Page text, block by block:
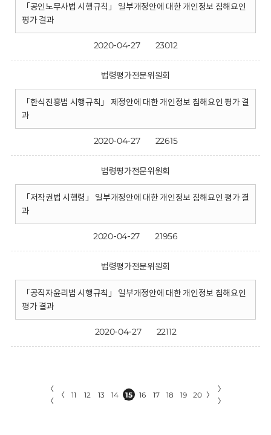
「공인노무사법 시행규칙」 일부개정안에 대한 개인정보 침해요인
평가 결과
2020-04-27 23012
법령평가전문위원회
「한식진흥법 시행규칙」 제정안에 대한 개인정보 침해요인 평가 결
과
2020-04-27 22615
법령평가전문위원회
「저작권법 시행령」 일부개정안에 대한 개인정보 침해요인 평가 결
과
2020-04-27 21956
법령평가전문위원회
「공직자윤리법 시행규칙」 일부개정안에 대한 개인정보 침해요인
평가 결과
2020-04-27 22112
〈
〈
〈 11 12 13 14 15 16 17 18 19 20 〉
〉
〉